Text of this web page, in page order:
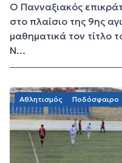
Ο Πανναξιακός
στο πλαίσιο της 9ης
μαθηματικά τον τίτλο
Ν...
Αθλητισμός Ποδόσφαιρο